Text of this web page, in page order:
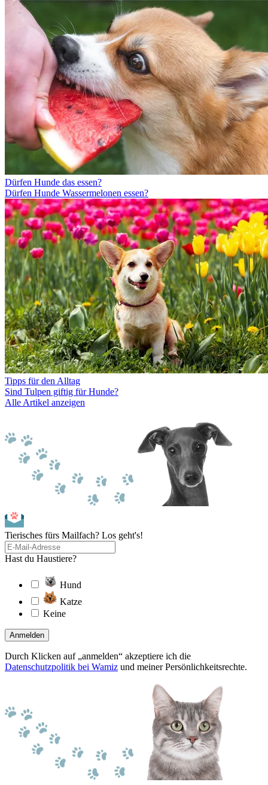
Dürfen Hunde das essen?
Dürfen Hunde Wassermelonen essen?
Tipps für den Alltag
Sind Tulpen giftig für Hunde?
Alle Artikel anzeigen
Tierisches fürs Mailfach? Los geht's!
Hast du Haustiere?
Hund
Katze
Keine
Anmelden
Durch Klicken auf „anmelden“ akzeptiere ich die
Datenschutzpolitik bei Wamiz und meiner Persönlichkeitsrechte.